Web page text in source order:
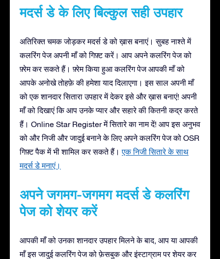
मदर्स डे के लिए बिल्कुल सही उपहार
अतिरिक्त चमक जोड़कर मदर्स डे को ख़ास बनाएं। सुबह नाश्ते में
कलरिंग पेज अपनी माँ को गिफ़्ट करें। आप अपने कलरिंग पेज को
फ़्रेम कर सकते हैं। फ़्रेम किया हुआ कलरिंग पेज आपकी माँ को
आपके अनोखे तोहफ़े की हमेशा याद दिलाएगा। इस साल अपनी माँ
को एक शानदार सितारा उपहार में देकर इसे और ख़ास बनाएं! अपनी
माँ को दिखाएं कि आप उनके प्यार और सहारे की कितनी कद्र करते
हैं। Online Star Register में सितारे का नाम दें! आप इस अनुभव
को और निजी और जादुई बनाने के लिए अपने कलरिंग पेज को OSR
गिफ़्ट पैक में भी शामिल कर सकते हैं।एक निजी सितारे के साथ
मदर्स डे मनाएं।
अपने जगमग-जगमग मदर्स डे कलरिंग
पेज को शेयर करें
आपकी माँ को उनका शानदार उपहार मिलने के बाद, आप या आपकी
माँ इस जादुई कलरिंग पेज को फ़ेसबुक और इंस्टाग्राम पर शेयर कर